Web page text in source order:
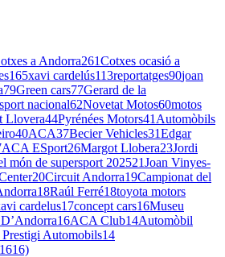
a Andorra261Cotxes ocasió a
165xavi cardelús113reportatges90joan
79Green cars77Gerard de la
nacional62Novetat Motos60motos
Llovera44Pyrénées Motors41 Automòbils
40ACA37Becier Vehicles31Edgar
ACA ESport26Margot Llobera23Jordi
món de supersport 202521Joan Vinyes-
20Circuit Andorra19Campionat del
18Raúl Ferré18toyota motors
cardelus17concept cars16Museu
16ACA Club14Automòbil
Prestigi Automobils14